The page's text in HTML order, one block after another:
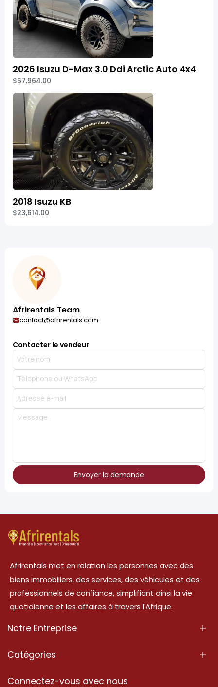
2026 Isuzu D-Max 3.0 Ddi Arctic Auto 4x4
$67,964.00
2018 Isuzu KB
$23,614.00
Afrirentals Team
contact@afrirentals.com
Contacter le vendeur
Envoyer la demande
Afrirentals met en relation les personnes avec des
biens immobiliers, des services, des véhicules et des
professionnels de confiance, simplifiant ainsi la vie
quotidienne et les affaires à travers l'Afrique.
Notre Entreprise
À Propos
Catégories
Propriété
Connectez-vous avec nous